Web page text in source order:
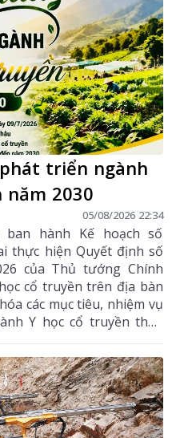
triển ngành
năm 2030
05/08/2026 22:34
hành Kế hoạch số
thực hiện Quyết định số
của Thủ tướng Chính
cổ truyền trên địa bàn
các mục tiêu, nhiệm vụ
Y học cổ truyền theo
vững; đẩy mạnh kết
hiện đại, phát huy tiềm
góp phần nâng cao
sức khỏe nhân dân và
hội.